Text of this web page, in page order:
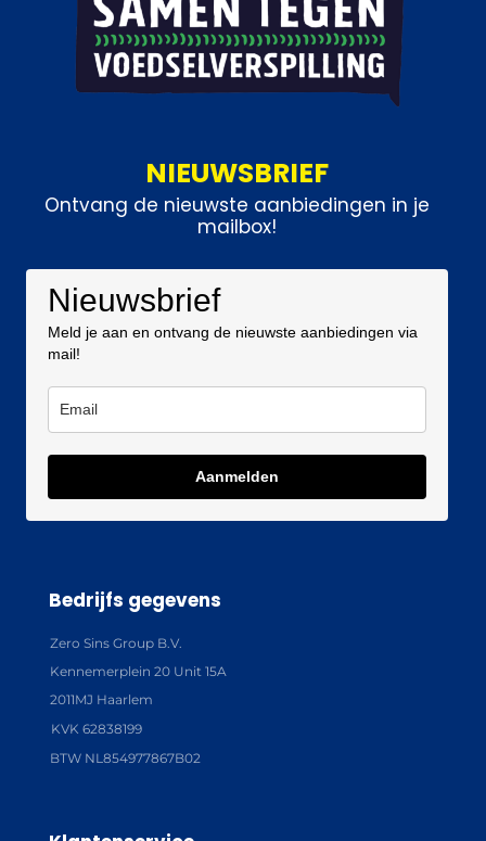
NIEUWSBRIEF
Ontvang de nieuwste aanbiedingen in je
mailbox!
Nieuwsbrief
Meld je aan en ontvang de nieuwste aanbiedingen via
mail!
Aanmelden
Bedrijfs gegevens
Zero Sins Group B.V.
Kennemerplein 20 Unit 15A
2011MJ Haarlem
KVK 62838199
BTW NL854977867B02